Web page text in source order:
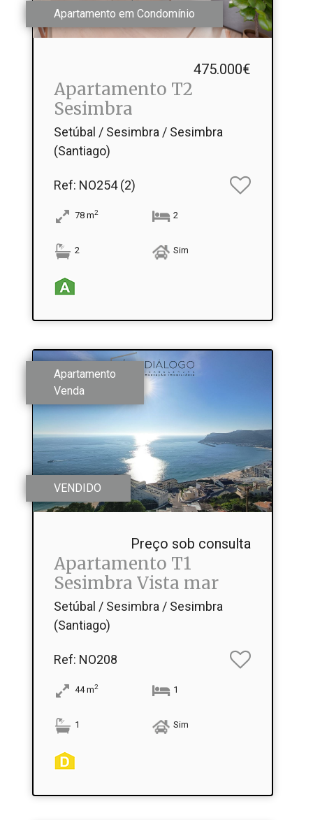
Apartamento em Condomínio
475.000€
Apartamento T2
Sesimbra
Setúbal / Sesimbra / Sesimbra
(Santiago)
Ref: NO254 (2)
78m2 2
2 Sim
Apartamento
Venda
VENDIDO
Preço sob consulta
Apartamento T1
Sesimbra Vista mar
Setúbal / Sesimbra / Sesimbra
(Santiago)
Ref: NO208
44m2 1
1 Sim